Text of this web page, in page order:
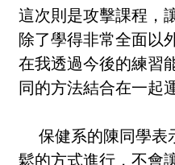
這次則是攻擊課程，
除了學得非常全面以
在我透過今後的練習
同的方法結合在一起
保健系的陳同學表
鬆的方式進行，不會